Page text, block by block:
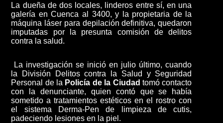
La dueña de dos locales, linderos entre sí, en una
galería en Cuenca al 3400, y la propietaria de la
máquina láser para depilación definitiva, quedaron
imputadas por la presunta comisión de delitos
contra la salud.
La investigación se inició en julio último, cuando
la División Delitos contra la Salud y Seguridad
Personal de la Policía de la Ciudad tomó contacto
con la denunciante, quien contó que se había
sometido a tratamientos estéticos en el rostro con
el sistema Derma-Pen de limpieza de cutis,
padeciendo lesiones en la piel.